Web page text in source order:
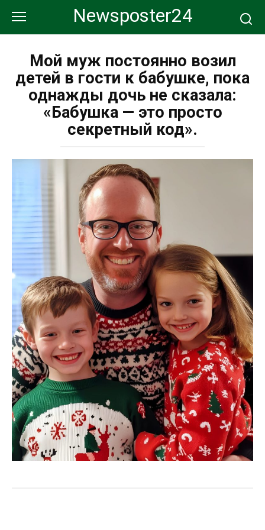
контенту
Newsposter24
Мой муж постоянно возил
детей в гости к бабушке, пока
однажды дочь не сказала:
«Бабушка — это просто
секретный код».